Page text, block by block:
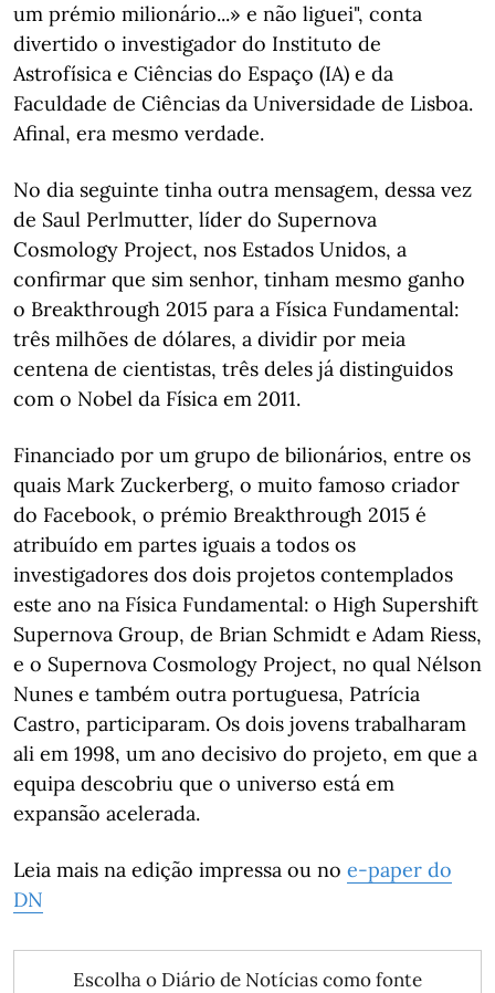
um prémio milionário...» e não liguei", conta
divertido o investigador do Instituto de
Astrofísica e Ciências do Espaço (IA) e da
Faculdade de Ciências da Universidade de Lisboa.
Afinal, era mesmo verdade.
No dia seguinte tinha outra mensagem, dessa vez
de Saul Perlmutter, líder do Supernova
Cosmology Project, nos Estados Unidos, a
confirmar que sim senhor, tinham mesmo ganho
o Breakthrough 2015 para a Física Fundamental:
três milhões de dólares, a dividir por meia
centena de cientistas, três deles já distinguidos
com o Nobel da Física em 2011.
Financiado por um grupo de bilionários, entre os
quais Mark Zuckerberg, o muito famoso criador
do Facebook, o prémio Breakthrough 2015 é
atribuído em partes iguais a todos os
investigadores dos dois projetos contemplados
este ano na Física Fundamental: o High Supershift
Supernova Group, de Brian Schmidt e Adam Riess,
e o Supernova Cosmology Project, no qual Nélson
Nunes e também outra portuguesa, Patrícia
Castro, participaram. Os dois jovens trabalharam
ali em 1998, um ano decisivo do projeto, em que a
equipa descobriu que o universo está em
expansão acelerada.
Leia mais na edição impressa ou no e-paper do
DN
Escolha o Diário de Notícias como fonte